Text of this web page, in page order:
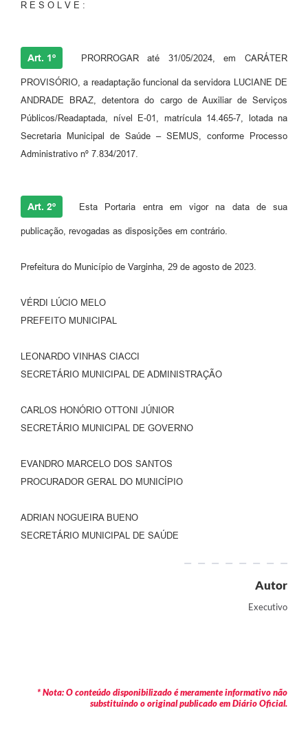
R E S O L V E :
Art. 1º PRORROGAR até 31/05/2024, em CARÁTER
PROVISÓRIO, a readaptação funcional da servidora LUCIANE DE
ANDRADE BRAZ, detentora do cargo de Auxiliar de Serviços
Públicos/Readaptada, nível E-01, matrícula 14.465-7, lotada na
Secretaria Municipal de Saúde – SEMUS, conforme Processo
Administrativo nº 7.834/2017.
Art. 2º Esta Portaria entra em vigor na data de sua
publicação, revogadas as disposições em contrário.
Prefeitura do Município de Varginha, 29 de agosto de 2023.
VÉRDI LÚCIO MELO
PREFEITO MUNICIPAL
LEONARDO VINHAS CIACCI
SECRETÁRIO MUNICIPAL DE ADMINISTRAÇÃO
CARLOS HONÓRIO OTTONI JÚNIOR
SECRETÁRIO MUNICIPAL DE GOVERNO
EVANDRO MARCELO DOS SANTOS
PROCURADOR GERAL DO MUNICÍPIO
ADRIAN NOGUEIRA BUENO
SECRETÁRIO MUNICIPAL DE SAÚDE
Autor
Executivo
* Nota: O conteúdo disponibilizado é meramente informativo não
substituindo o original publicado em Diário Oficial.